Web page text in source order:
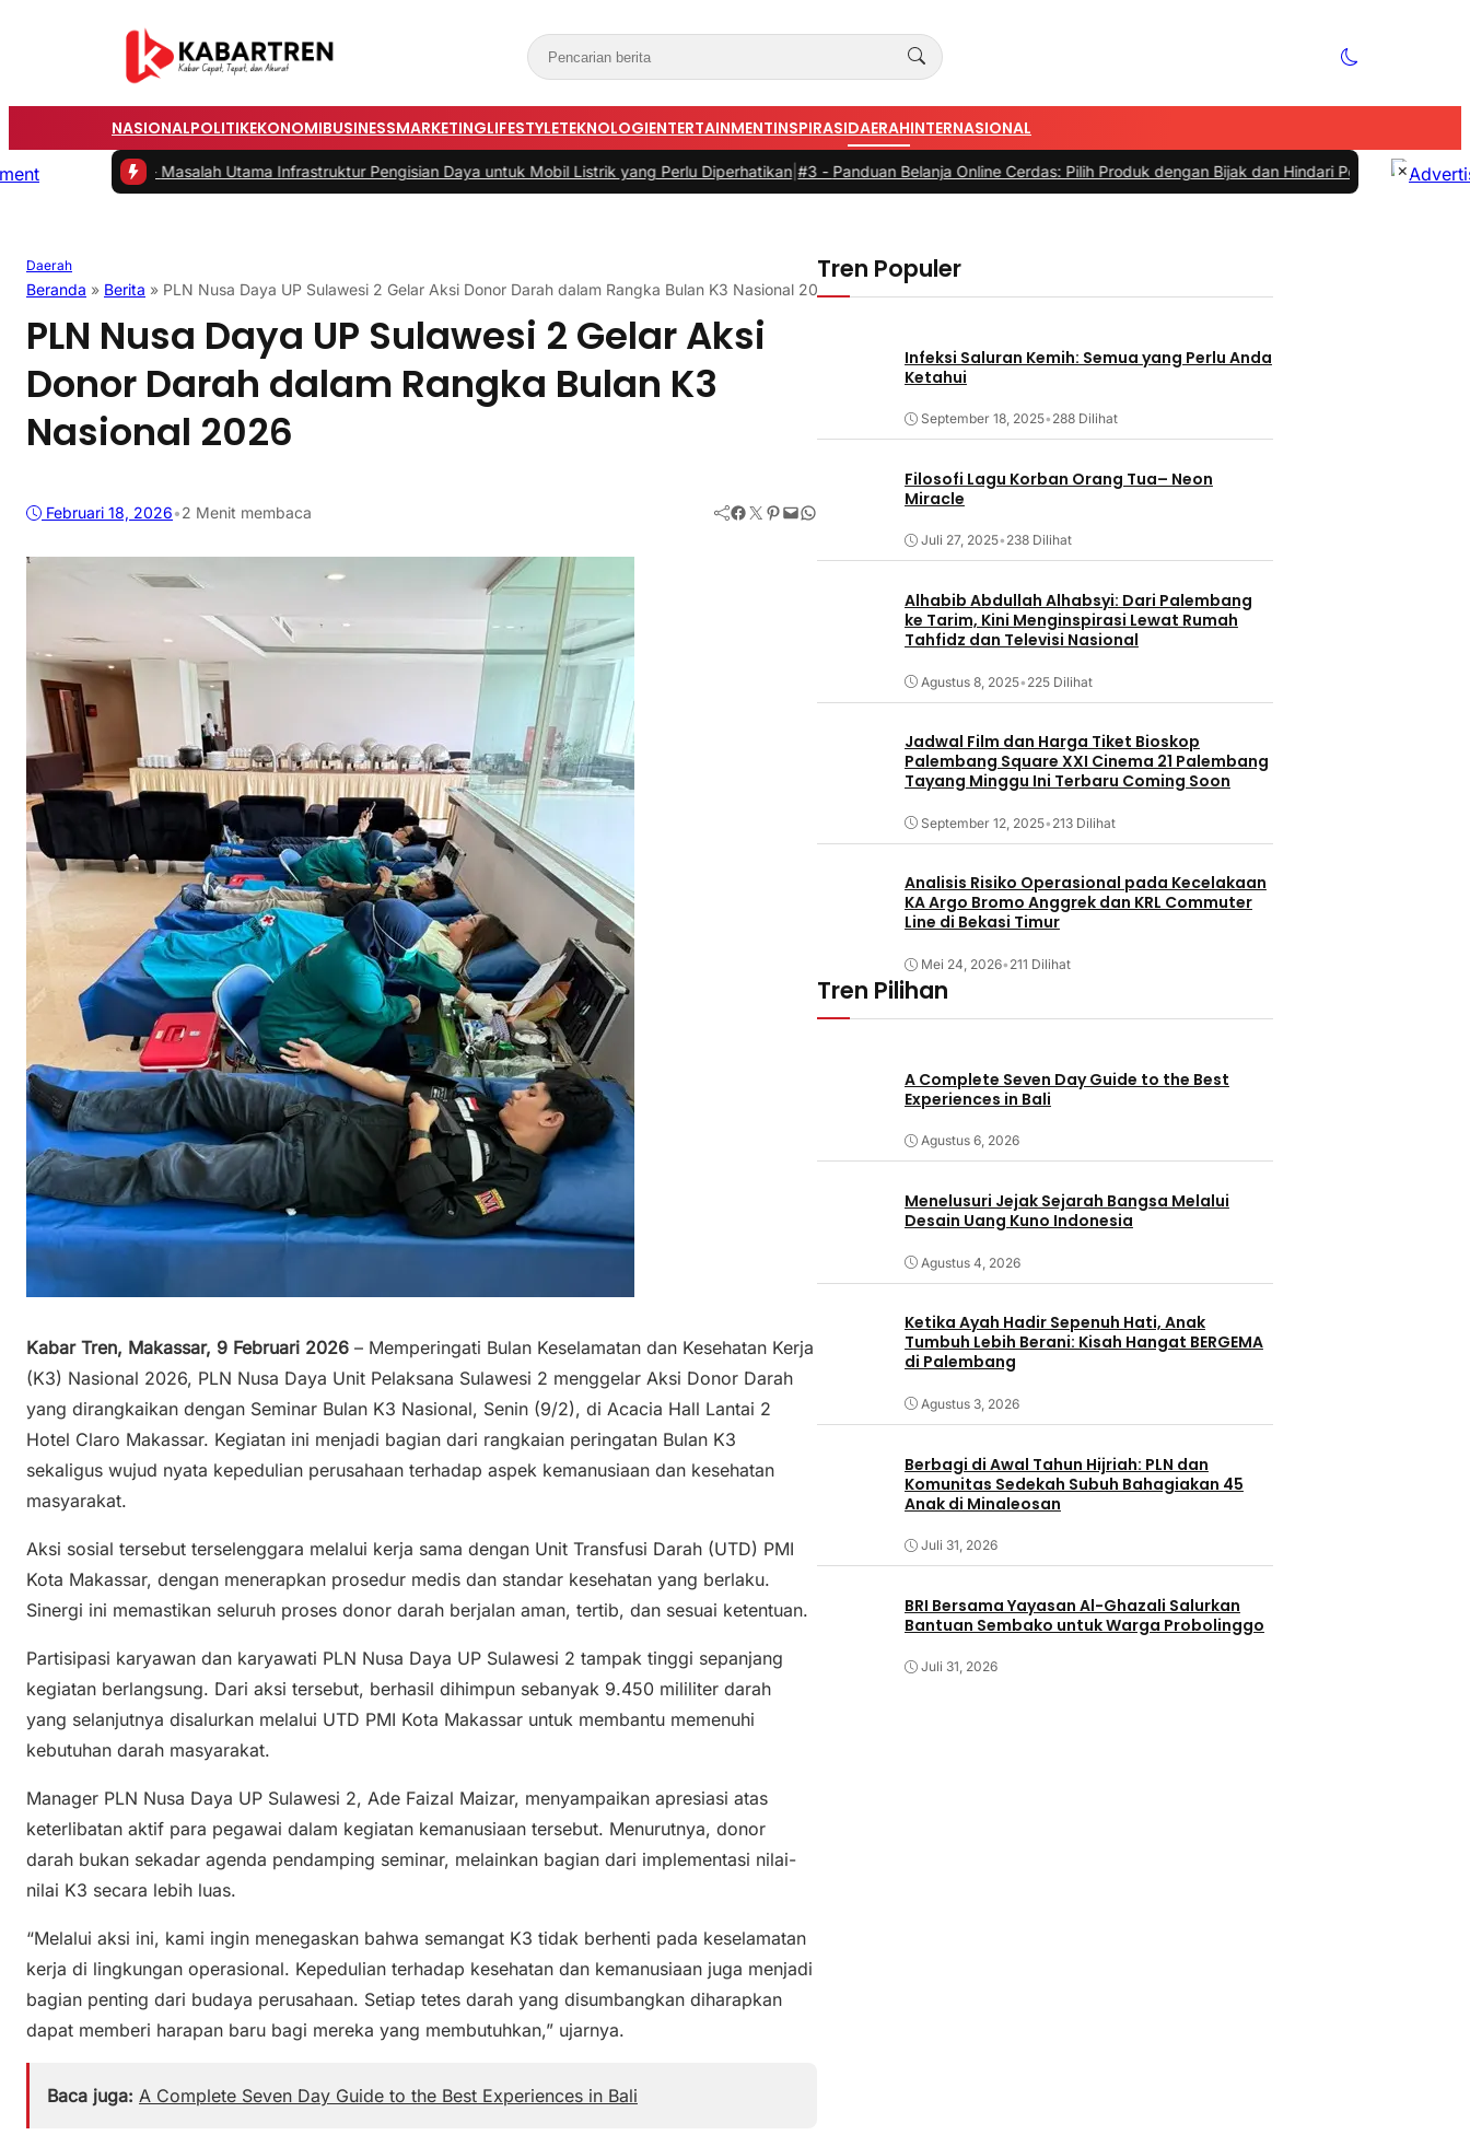
NASIONALPOLITIKEKONOMIBUSINESSMARKETINGLIFESTYLETEKNOLOGIENTERTAINMENTINSPIRASIDAERAHINTERNASIONAL
|#2 - Masalah Utama Infrastruktur Pengisian Daya untuk Mobil Listrik yang Perlu Diperhatikan |#3 -Panduan Belanja Online Cerdas: Pilih Produk dengan Bijak dan Hindari Penipuan|#4 - Tips Memilih
Daerah
Beranda » Berita » PLN Nusa Daya UP Sulawesi 2 Gelar Aksi Donor Darah dalam Rangka Bulan K3 Nasional 2026
PLN Nusa Daya UP Sulawesi 2 Gelar Aksi
Donor Darah dalam Rangka Bulan K3
Nasional 2026
Februari 18, 2026•2 Menit membaca Facebook Twitter Pinterest Mail WhatsApp
Kabar Tren, Makassar, 9 Februari 2026 – Memperingati Bulan Keselamatan dan Kesehatan Kerja
(K3) Nasional 2026, PLN Nusa Daya Unit Pelaksana Sulawesi 2 menggelar Aksi Donor Darah
yang dirangkaikan dengan Seminar Bulan K3 Nasional, Senin (9/2), di Acacia Hall Lantai 2
Hotel Claro Makassar. Kegiatan ini menjadi bagian dari rangkaian peringatan Bulan K3
sekaligus wujud nyata kepedulian perusahaan terhadap aspek kemanusiaan dan kesehatan
masyarakat.
Aksi sosial tersebut terselenggara melalui kerja sama dengan Unit Transfusi Darah (UTD) PMI
Kota Makassar, dengan menerapkan prosedur medis dan standar kesehatan yang berlaku.
Sinergi ini memastikan seluruh proses donor darah berjalan aman, tertib, dan sesuai ketentuan.
Partisipasi karyawan dan karyawati PLN Nusa Daya UP Sulawesi 2 tampak tinggi sepanjang
kegiatan berlangsung. Dari aksi tersebut, berhasil dihimpun sebanyak 9.450 mililiter darah
yang selanjutnya disalurkan melalui UTD PMI Kota Makassar untuk membantu memenuhi
kebutuhan darah masyarakat.
Manager PLN Nusa Daya UP Sulawesi 2, Ade Faizal Maizar, menyampaikan apresiasi atas
keterlibatan aktif para pegawai dalam kegiatan kemanusiaan tersebut. Menurutnya, donor
darah bukan sekadar agenda pendamping seminar, melainkan bagian dari implementasi nilai-
nilai K3 secara lebih luas.
“Melalui aksi ini, kami ingin menegaskan bahwa semangat K3 tidak berhenti pada keselamatan
kerja di lingkungan operasional. Kepedulian terhadap kesehatan dan kemanusiaan juga menjadi
bagian penting dari budaya perusahaan. Setiap tetes darah yang disumbangkan diharapkan
dapat memberi harapan baru bagi mereka yang membutuhkan,” ujarnya.
Baca juga: A Complete Seven Day Guide to the Best Experiences in Bali
Tren Populer
Infeksi Saluran Kemih: Semua yang Perlu Anda
Ketahui
September 18, 2025• 288 Dilihat
Filosofi Lagu Korban Orang Tua– Neon
Miracle
Juli 27, 2025• 238 Dilihat
Alhabib Abdullah Alhabsyi: Dari Palembang
ke Tarim, Kini Menginspirasi Lewat Rumah
Tahfidz dan Televisi Nasional
Agustus 8, 2025• 225 Dilihat
Jadwal Film dan Harga Tiket Bioskop
Palembang Square XXI Cinema 21 Palembang
Tayang Minggu Ini Terbaru Coming Soon
September 12, 2025• 213 Dilihat
Analisis Risiko Operasional pada Kecelakaan
KA Argo Bromo Anggrek dan KRL Commuter
Line di Bekasi Timur
Mei 24, 2026• 211 Dilihat
Tren Pilihan
A Complete Seven Day Guide to the Best
Experiences in Bali
Agustus 6, 2026
Menelusuri Jejak Sejarah Bangsa Melalui
Desain Uang Kuno Indonesia
Agustus 4, 2026
Ketika Ayah Hadir Sepenuh Hati, Anak
Tumbuh Lebih Berani: Kisah Hangat BERGEMA
di Palembang
Agustus 3, 2026
Berbagi di Awal Tahun Hijriah: PLN dan
Komunitas Sedekah Subuh Bahagiakan 45
Anak di Minaleosan
Juli 31, 2026
BRI Bersama Yayasan Al-Ghazali Salurkan
Bantuan Sembako untuk Warga Probolinggo
Juli 31, 2026
×